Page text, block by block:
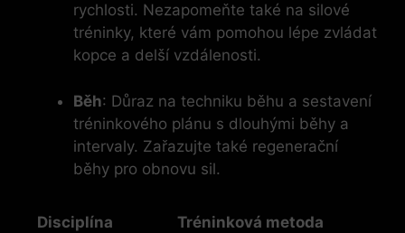
rychlosti. Nezapomeňte také na silové
tréninky, které vám pomohou lépe zvládat
kopce a delší vzdálenosti.
Běh: Důraz na techniku běhu a sestavení
tréninkového plánu s dlouhými běhy a
intervaly. Zařazujte také regenerační
běhy pro obnovu sil.
Disciplína Tréninková metoda